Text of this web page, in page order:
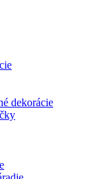
dekorácie